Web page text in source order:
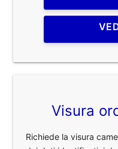
Visura
Richiede la visura